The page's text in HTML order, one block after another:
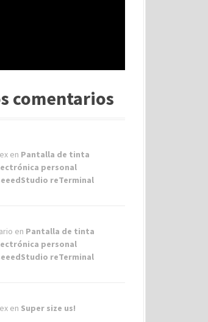
comentarios
en Pantalla de tinta
personal
reTerminal
en Pantalla de tinta
personal
reTerminal
en Super size us!